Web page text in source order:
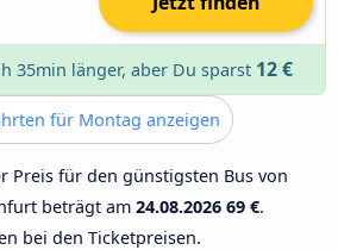
35min länger, aber Du sparst 12 €
für Montag anzeigen
Preis für den günstigsten Bus von
beträgt am 24.08.2026 69 €.
bei den Ticketpreisen.